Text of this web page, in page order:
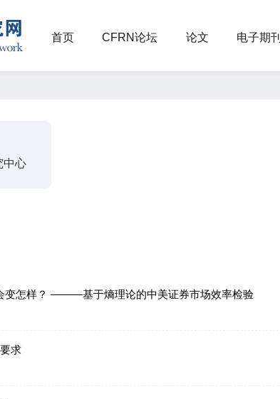
首页 CFRN论坛 论文 电子期刊
中心
变怎样？ ———基于熵理论的中美证券市场效率检验
求